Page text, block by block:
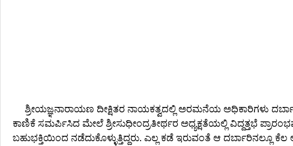
ಶ್ರೀಯಜ್ಞನಾರಾಯಣ ದೀಕ್ಷಿತರ ನಾಯಕತ್ವದಲ್ಲಿ ಅರಮನೆಯ ಅಧಿಕಾರಿಗಳು
ಕಾಣಿಕೆ ಸಮರ್ಪಿಸಿದ ಮೇಲೆ ಶ್ರೀಸುಧೀಂದ್ರತೀರ್ಥರ ಅಧ್ಯಕ್ಷತೆಯಲ್ಲಿ ವಿದ್ದತ್ತಭೆ
ಬಹುಭಕ್ತಿಯಿಂದ ನಡೆದುಕೊಳ್ಳುತ್ತಿದ್ದರು. ಎಲ್ಲ ಕಡೆ ಇರುವಂತೆ ಆ ದರ್ಬಾರಿನಲ್ಲೂ